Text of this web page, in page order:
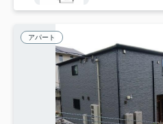
アパート